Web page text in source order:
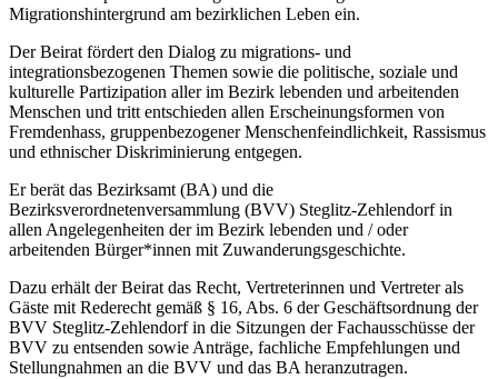
Migrationshintergrund am bezirklichen Leben ein.
Der Beirat fördert den Dialog zu migrations- und
integrationsbezogenen Themen sowie die politische, soziale und
kulturelle Partizipation aller im Bezirk lebenden und arbeitenden
Menschen und tritt entschieden allen Erscheinungsformen von
Fremdenhass, gruppenbezogener Menschenfeindlichkeit, Rassismus
und ethnischer Diskriminierung entgegen.
Er berät das Bezirksamt (BA) und die
Bezirksverordnetenversammlung (BVV) Steglitz-Zehlendorf in
allen Angelegenheiten der im Bezirk lebenden und / oder
arbeitenden Bürger*innen mit Zuwanderungsgeschichte.
Dazu erhält der Beirat das Recht, Vertreterinnen und Vertreter als
Gäste mit Rederecht gemäß § 16, Abs. 6 der Geschäftsordnung der
BVV Steglitz-Zehlendorf in die Sitzungen der Fachausschüsse der
BVV zu entsenden sowie Anträge, fachliche Empfehlungen und
Stellungnahmen an die BVV und das BA heranzutragen.